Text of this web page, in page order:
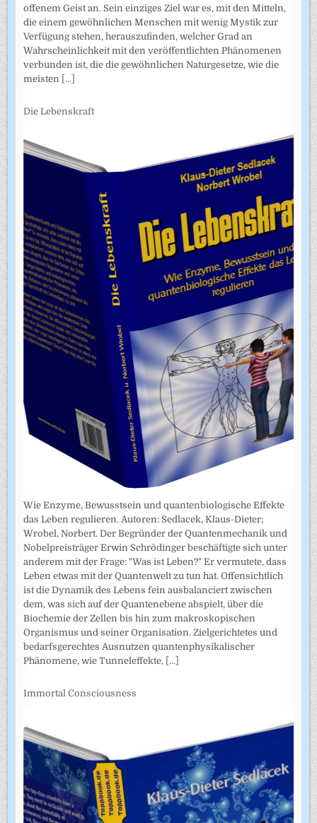
offenem Geist an. Sein einziges Ziel war es, mit den Mitteln,
die einem gewöhnlichen Menschen mit wenig Mystik zur
Verfügung stehen, herauszufinden, welcher Grad an
Wahrscheinlichkeit mit den veröffentlichten Phänomenen
verbunden ist, die die gewöhnlichen Naturgesetze, wie die
meisten [...]
Die Lebenskraft
Wie Enzyme, Bewusstsein und quantenbiologische Effekte
das Leben regulieren. Autoren: Sedlacek, Klaus-Dieter;
Wrobel, Norbert. Der Begründer der Quantenmechanik und
Nobelpreisträger Erwin Schrödinger beschäftigte sich unter
anderem mit der Frage: "Was ist Leben?" Er vermutete, dass
Leben etwas mit der Quantenwelt zu tun hat. Offensichtlich
ist die Dynamik des Lebens fein ausbalanciert zwischen
dem, was sich auf der Quantenebene abspielt, über die
Biochemie der Zellen bis hin zum makroskopischen
Organismus und seiner Organisation. Zielgerichtetes und
bedarfsgerechtes Ausnutzen quantenphysikalischer
Phänomene, wie Tunneleffekte, [...]
Immortal Consciousness